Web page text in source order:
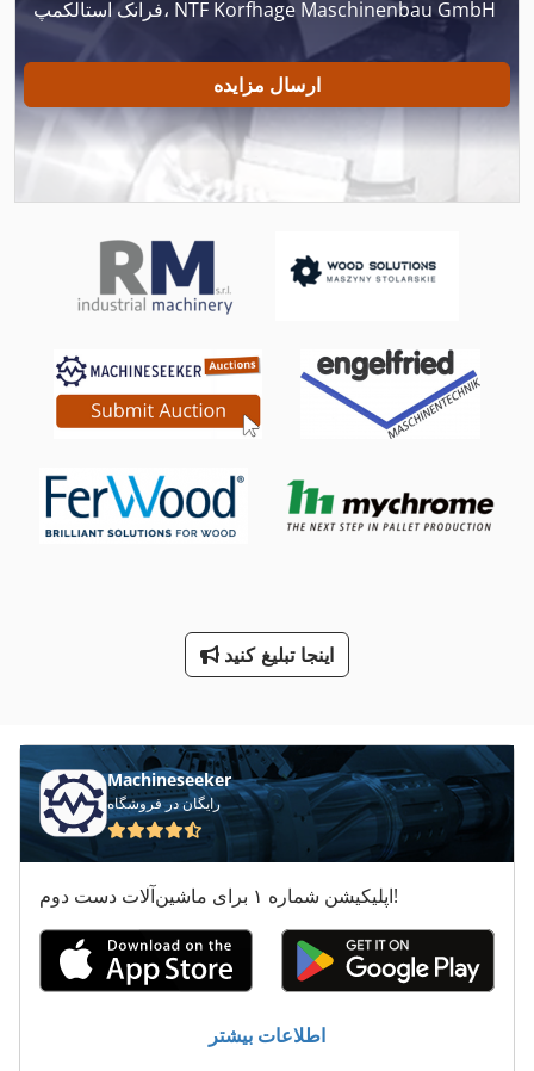
Wadkin Ux
Wap Sq 650 11
Wohlhaupter Upa 1
دالی محور تولید کننده
ذوزنقه ورق 310 135
نصب شده
فرانک استالکمپ، NTF Korfhage Maschinenbau GmbH
ارسال مزایده
اینجا تبلیغ کنید
Machineseeker
رایگان در فروشگاه
اپلیکیشن شماره ۱ برای ماشین‌آلات دست دوم!
اطلاعات بیشتر